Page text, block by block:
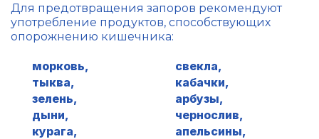
Для предотвращения запоров рекомендуют
употребление продуктов, способствующих
опорожнению кишечника:
морковь,
свекла,
тыква,
кабачки,
зелень,
арбузы,
дыни,
чернослив,
курага,
апельсины,